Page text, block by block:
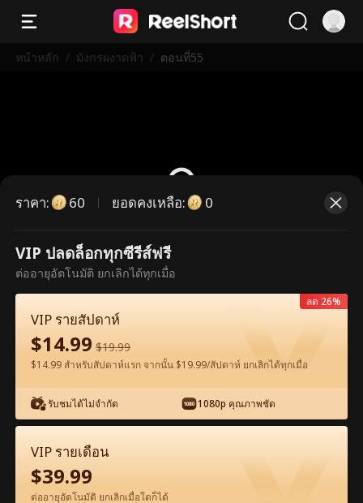
หน้าหลัก / มังกรผงาดฟ้า / ตอนที่55
ตอนนี้เป็นตอนพรีเมียม กรุณาปลดล็อก
เพื่อรับชม
ดูฟรีในแอป
ราคา: 60 ยอดคงเหลือ: 0
VIP ปลดล็อกทุกซีรีส์ฟรี
ต่ออายุอัตโนมัติ ยกเลิกได้ทุกเมื่อ
VIP รายสัปดาห์
$14.99 $19.99
$14.99 สำหรับสัปดาห์แรก จากนั้น $19.99/สัปดาห์ ยกเลิกได้ทุกเมื่อ
รับชมได้ไม่จำกัด 1080p คุณภาพชัด
ลด 26%
VIP รายเดือน
$39.99
ต่ออายุอัตโนมัติ ยกเลิกเมื่อใดก็ได้